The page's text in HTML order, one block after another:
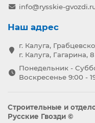
info@rysskie-
Наш адрес
г. Калуга,
г. Калуга, Гагарина, 8
Понедельник -
Воскресенье 9:00 -
Строительные и
Русские Гвозди ©